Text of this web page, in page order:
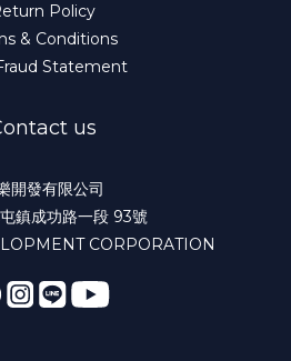
Policy
& Conditions
Statement
us
開發有限公司
鎮成功路一段 93號
CORPORATION